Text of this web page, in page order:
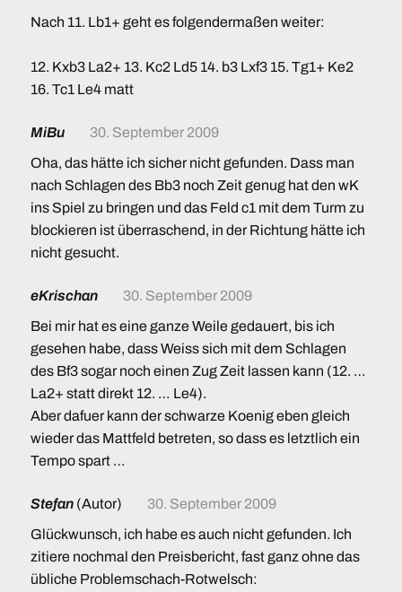
Nach 11. Lb1+ geht es folgendermaßen weiter:
12. Kxb3 La2+ 13. Kc2 Ld5 14. b3 Lxf3 15. Tg1+ Ke2
16. Tc1 Le4 matt
MiBu
30. September 2009
Oha, das hätte ich sicher nicht gefunden. Dass man
nach Schlagen des Bb3 noch Zeit genug hat den wK
ins Spiel zu bringen und das Feld c1 mit dem Turm zu
blockieren ist überraschend, in der Richtung hätte ich
nicht gesucht.
eKrischan
30. September 2009
Bei mir hat es eine ganze Weile gedauert, bis ich
gesehen habe, dass Weiss sich mit dem Schlagen
des Bf3 sogar noch einen Zug Zeit lassen kann (12. …
La2+ statt direkt 12. … Le4).
Aber dafuer kann der schwarze Koenig eben gleich
wieder das Mattfeld betreten, so dass es letztlich ein
Tempo spart …
Stefan (Autor)
30. September 2009
Glückwunsch, ich habe es auch nicht gefunden. Ich
zitiere nochmal den Preisbericht, fast ganz ohne das
übliche Problemschach-Rotwelsch: